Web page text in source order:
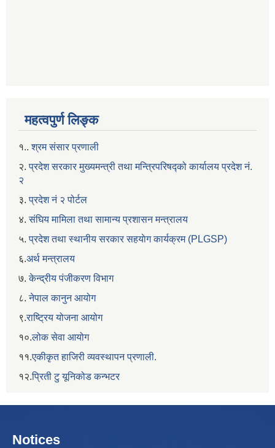
महत्वपुर्ण लिङ्क
१..श्रम संसार प्रणाली
२. प्रदेश सरकार मुख्यमन्त्री तथा मन्त्रिपरिषद्को कार्यालय प्रदेश नं.
२
३.प्रदेश नं २ पोर्टल
४.संघिय मामिला तथा सामान्य प्रशासन मन्त्रालय
५.प्रदेश तथा स्थानीय सरकार सहयाेग कार्यक्रम (PLGSP)
६.अर्थ मन्त्रालय
७.केन्द्रीय पंजीकरण विभाग
८.नेपाल कानुन आयोग
९.राष्ट्रिय योजना आयोग
१०.लोक सेवा आयोग
११.एकीकृत हाजिरी व्यवस्थापन प्रणाली.
१२.प्रिती टु यूनिकोड कन्भटर
Notices